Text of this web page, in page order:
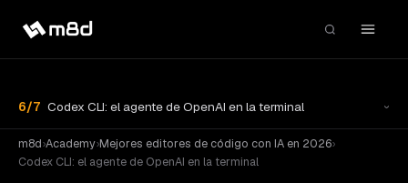
6/7 Codex CLI: el agente de OpenAI en la terminal
m8d›Academy›Mejores editores de código con IA en 2026›
Codex CLI: el agente de OpenAI en la terminal